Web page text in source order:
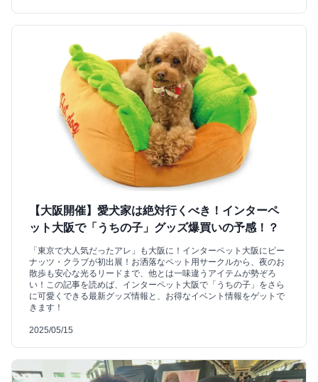
【大阪開催】愛犬家は絶対行くべき！インターペ
ット大阪で「うちの子」グッズ爆買いの予感！？
「東京で大人気だったアレ」も大阪に！インターペット大阪にピー
ナッツ・クラブが初出展！お洒落なペット用サークルから、夜のお
散歩も安心な光るリードまで、他とは一味違うアイテムが勢ぞろ
い！この記事を読めば、インターペット大阪で「うちの子」をさら
に可愛くできる最新グッズ情報と、お得なイベント情報をゲットで
きます！
2025/05/15